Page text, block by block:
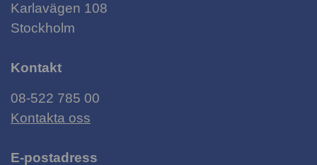
Karlavägen 108
Stockholm
Kontakt
08-522 785 00
Kontakta oss
E-postadress